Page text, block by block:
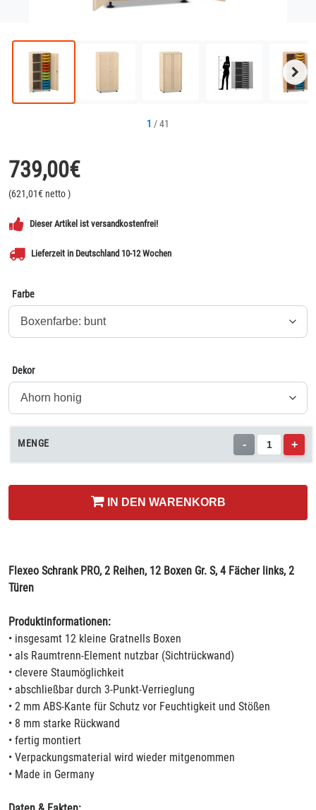
1 /41
739,00€
(621,01€ netto)
Dieser Artikel ist versandkostenfrei!
Lieferzeit in Deutschland 10-12 Wochen
Farbe
Dekor
MENGE - +
IN DEN WARENKORB
Flexeo Schrank PRO, 2 Reihen, 12 Boxen Gr. S, 4 Fächer links, 2
Türen
Produktinformationen:
• insgesamt 12 kleine Gratnells Boxen
• als Raumtrenn-Element nutzbar (Sichtrückwand)
• clevere Staumöglichkeit
• abschließbar durch 3-Punkt-Verrieglung
• 2 mm ABS-Kante für Schutz vor Feuchtigkeit und Stößen
• 8 mm starke Rückwand
• fertig montiert
• Verpackungsmaterial wird wieder mitgenommen
• Made in Germany